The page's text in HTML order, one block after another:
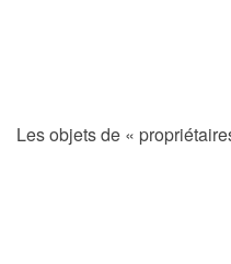
Les objets de «